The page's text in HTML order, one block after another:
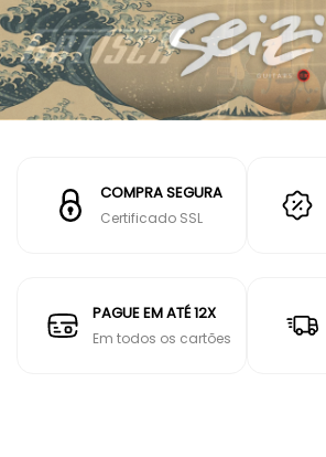
COMPRA SEGURA
Certificado SSL
PAGUE EM ATÉ 12X
Em todos os cartões